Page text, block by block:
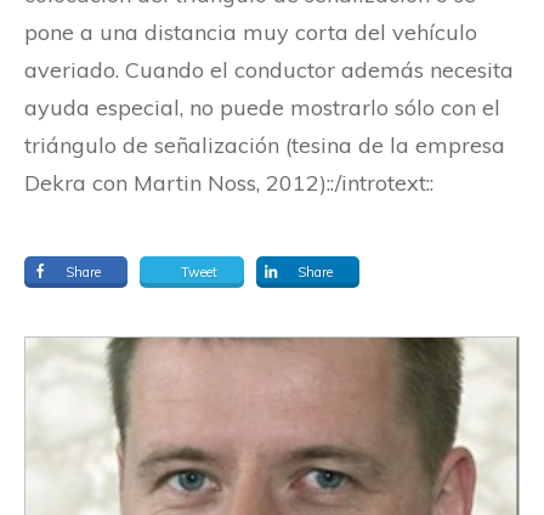
pone a una distancia muy corta del vehículo
averiado. Cuando el conductor además necesita
ayuda especial, no puede mostrarlo sólo con el
triángulo de señalización (tesina de la empresa
Dekra con Martin Noss, 2012)::/introtext::
Share Tweet Share